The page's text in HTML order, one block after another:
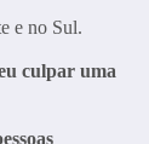
e no Sul.
culpar uma